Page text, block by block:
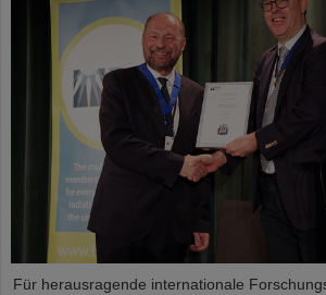
Für herausragende internationale